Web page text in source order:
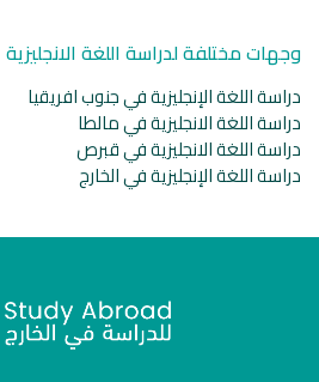
وجهات مختلفة لدراسة اللغة الانجليزية
دراسة اللغة الإنجليزية في جنوب افريقيا
دراسة اللغة الانجليزية في مالطا
دراسة اللغة الانجليزية في قبرص
دراسة اللغة الإنجليزية في الخارج